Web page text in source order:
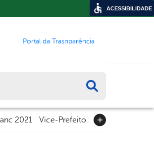
Portal da Trasnparência
2021 Vice-Prefeito
ACESSIBILIDADE